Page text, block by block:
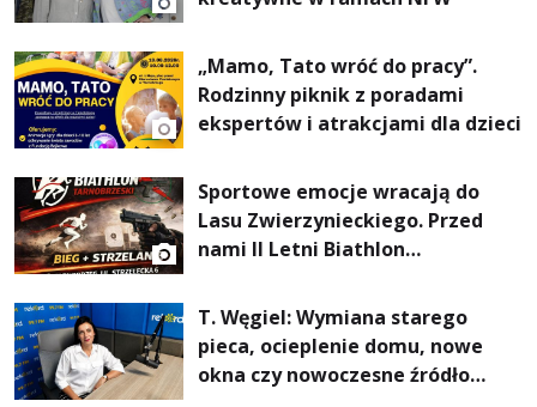
„Mamo, Tato wróć do pracy”.
Rodzinny piknik z poradami
ekspertów i atrakcjami dla dzieci
Sportowe emocje wracają do
Lasu Zwierzynieckiego. Przed
nami II Letni Biathlon
T. Węgiel: Wymiana starego
pieca, ocieplenie domu, nowe
okna czy nowoczesne źródło